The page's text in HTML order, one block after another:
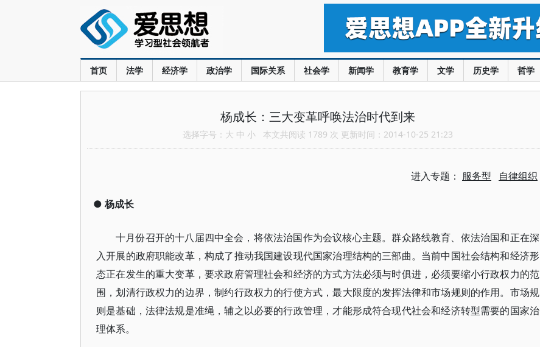
首页 法学 经济学 政治学 国际关系 社会学 新闻学 教育学 文学 历史学 哲学
杨成长：三大变革呼唤法治时代到来
选择字号： 大 中 小 本文共阅读 1789 次 更新时间：2014-10-25 21:23
进入专题： 服务型 自律组织
● 杨成长
十月份召开的十八届四中全会，将依法治国作为会议核心主题。群众路线教育、依法治国和正在深
入开展的政府职能改革，构成了推动我国建设现代国家治理结构的三部曲。当前中国社会结构和经济形
态正在发生的重大变革，要求政府管理社会和经济的方式方法必须与时俱进，必须要缩小行政权力的范
围，划清行政权力的边界，制约行政权力的行使方式，最大限度的发挥法律和市场规则的作用。市场规
则是基础，法律法规是准绳，辅之以必要的行政管理，才能形成符合现代社会和经济转型需要的国家治
理体系。